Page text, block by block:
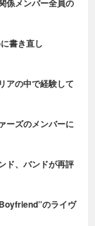
係メンバー全員の
書き直し
アの中で経験して
ーズのメンバーに
ド、バンドが再評
のライヴ